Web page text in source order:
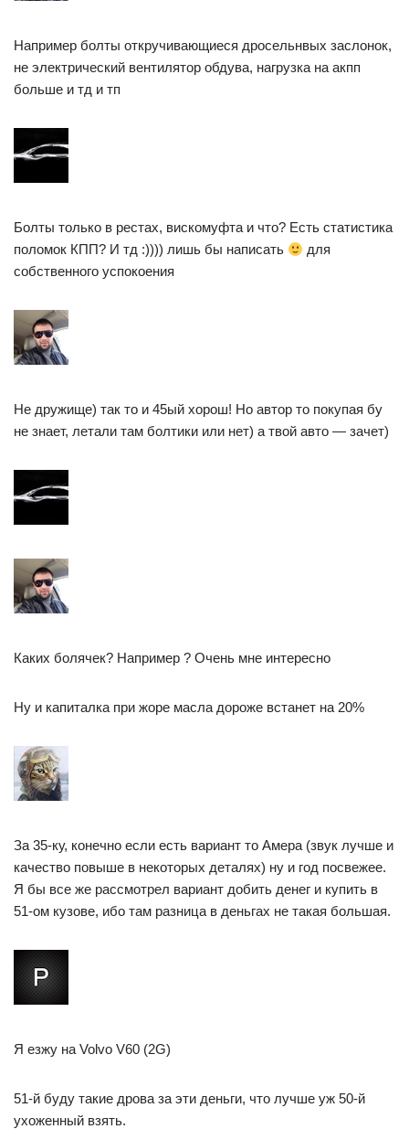
Например болты откручивающиеся дросельнвых заслонок,
не электрический вентилятор обдува, нагрузка на акпп
больше и тд и тп
Болты только в рестах, вискомуфта и что? Есть статистика
поломок КПП? И тд :)))) лишь бы написать
для
собственного успокоения
Не дружище) так то и 45ый хорош! Но автор то покупая бу
не знает, летали там болтики или нет) а твой авто — зачет)
Каких болячек? Например ? Очень мне интересно
Ну и капиталка при жоре масла дороже встанет на 20%
За 35-ку, конечно если есть вариант то Амера (звук лучше и
качество повыше в некоторых деталях) ну и год посвежее.
Я бы все же рассмотрел вариант добить денег и купить в
51-ом кузове, ибо там разница в деньгах не такая большая.
Я езжу на Volvo V60 (2G)
51-й буду такие дрова за эти деньги, что лучше уж 50-й
ухоженный взять.